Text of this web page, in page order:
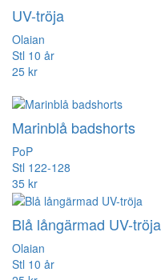
UV-tröja
Olaian
Stl 10 år
25 kr
Marinblå badshorts
PoP
Stl 122-128
35 kr
Blå långärmad UV-tröja
Olaian
Stl 10 år